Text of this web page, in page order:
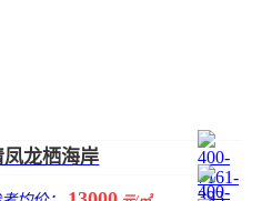
凤龙栖海岸